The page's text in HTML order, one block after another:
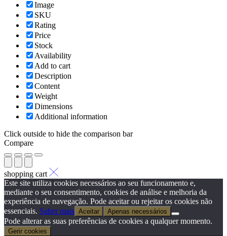
Image
SKU
Rating
Price
Stock
Availability
Add to cart
Description
Content
Weight
Dimensions
Additional information
Click outside to hide the comparison bar
Compare
shopping cart
Este site utiliza cookies necessários ao seu funcionamento e,
mediante o seu consentimento, cookies de análise e melhoria da
experiência de navegação. Pode aceitar ou rejeitar os cookies não
essenciais. Saber mais Aceitar Apenas necessários
Pode alterar as suas preferências de cookies a qualquer momento.
Gerir cookies